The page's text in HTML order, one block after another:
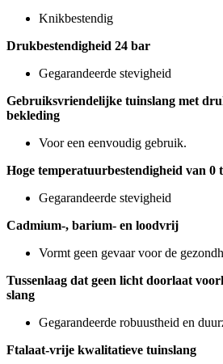
Knikbestendig
Drukbestendigheid 24 bar
Gegarandeerde stevigheid
Gebruiksvriendelijke tuinslang met
bekleding
Voor een eenvoudig gebruik.
Hoge temperatuurbestendigheid van 0
Gegarandeerde stevigheid
Cadmium-, barium- en loodvrij
Vormt geen gevaar voor de
Tussenlaag dat geen licht doorlaat
slang
Gegarandeerde robuustheid en
Ftalaat-vrije kwalitatieve tuinslang